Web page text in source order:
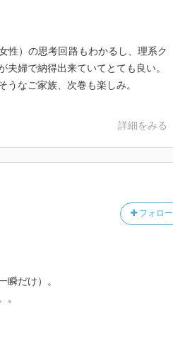
性）の思考回路もわかるし、理系ク
婦で納得出来ていてとても良い。
なご家族、次巻も楽しみ。
詳細をみる
フォロー
瞬だけ）。
。